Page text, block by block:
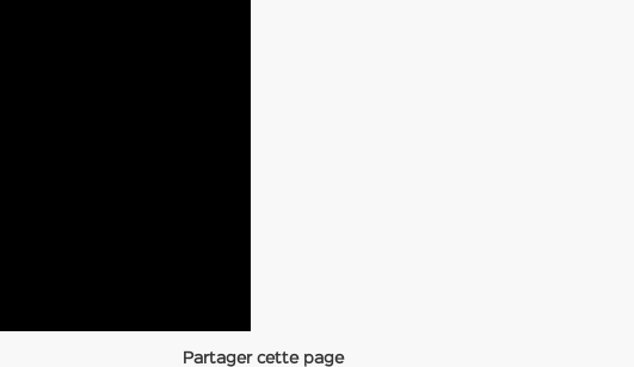
Partager cette page